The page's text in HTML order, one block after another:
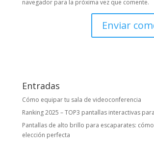
navegador para la próxima vez que comente.
Entradas
Cómo equipar tu sala de videoconferencia
Ranking 2025 – TOP3 pantallas interactivas
Pantallas de alto brillo para escaparates:
elección perfecta